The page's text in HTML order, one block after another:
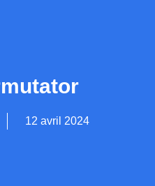
12 avril 2024